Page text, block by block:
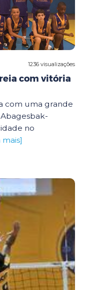
1236 visualizações
com vitória
com uma grande
no
mais]